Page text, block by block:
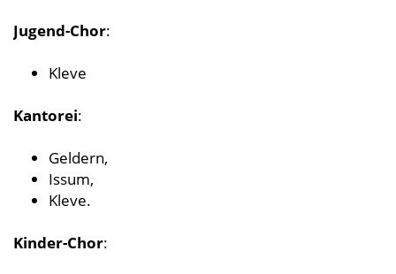
Jugend-Chor:
Kleve
Kantorei:
Geldern,
Issum,
Kleve.
Kinder-Chor: